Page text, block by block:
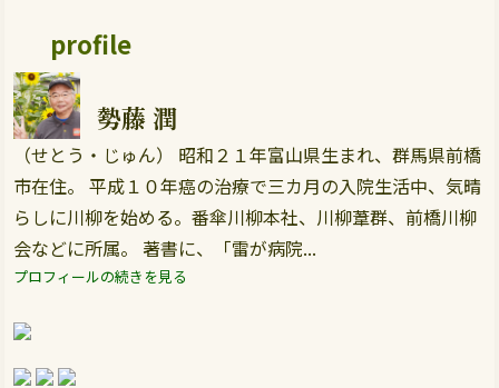
profile
勢藤 潤
（せとう・じゅん） 昭和２１年富山県生まれ、群馬県前橋
市在住。 平成１０年癌の治療で三カ月の入院生活中、気晴
らしに川柳を始める。番傘川柳本社、川柳葦群、前橋川柳
会などに所属。 著書に、「雷が病院...
プロフィールの続きを見る